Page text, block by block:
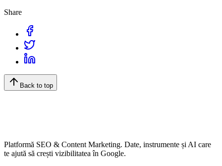
Share
Back to top
Platformă SEO & Content Marketing. Date, instrumente și AI care
te ajută să crești vizibilitatea în Google.